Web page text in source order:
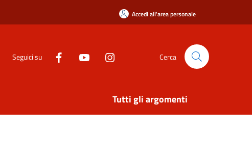
Accedi all'area personale
Seguici su Cerca
Tutti gli argomenti